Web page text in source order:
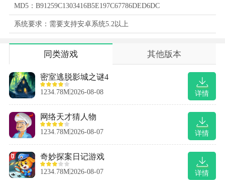
MD5：B91259C1303416B5E197C67786DED6DC
系统要求：需要支持安卓系统5.2以上
同类游戏 其他版本
详情
密室逃脱影城之谜4
1234.78M 2026-08-08
详情
网络天才猜人物
1234.78M 2026-08-07
详情
奇妙探案日记游戏
1234.78M 2026-08-07